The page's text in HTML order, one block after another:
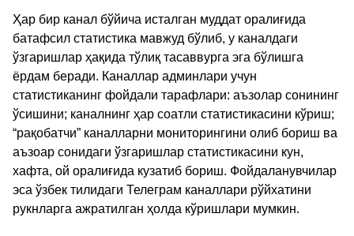
Ҳар бир канал бўйича исталган муддат оралиғида
батафсил статистика мавжуд бўлиб, у каналдаги
ўзгаришлар ҳақида тўлиқ тасаввурга эга бўлишга
ёрдам беради. Каналлар админлари учун
статистиканинг фойдали тарафлари: аъзолар сонининг
ўсишини; каналнинг ҳар соатли статистикасини кўриш;
“рақобатчи” каналларни мониторингини олиб бориш ва
аъзоар сонидаги ўзгаришлар статистикасини кун,
хафта, ой оралиғида кузатиб бориш. Фойдаланувчилар
эса ўзбек тилидаги Телеграм каналлари рўйхатини
рукнларга ажратилган ҳолда кўришлари мумкин.